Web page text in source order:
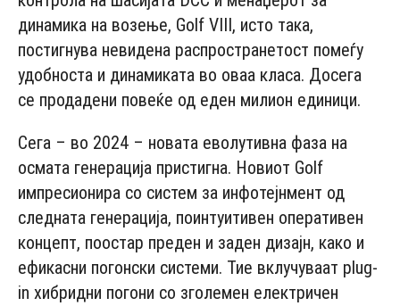
динамика на возење, Golf VIII, исто така,
постигнува невидена распространетост помеѓу
удобноста и динамиката во оваа класа. Досега
се продадени повеќе од еден милион единици.
Сега – во 2024 – новата еволутивна фаза на
осмата генерација пристигна. Новиот Golf
импресионира со систем за инфотејнмент од
следната генерација, поинтуитивен оперативен
концепт, поостар преден и заден дизајн, како и
ефикасни погонски системи. Тие вклучуваат plug-
in хибридни погони со зголемен електричен